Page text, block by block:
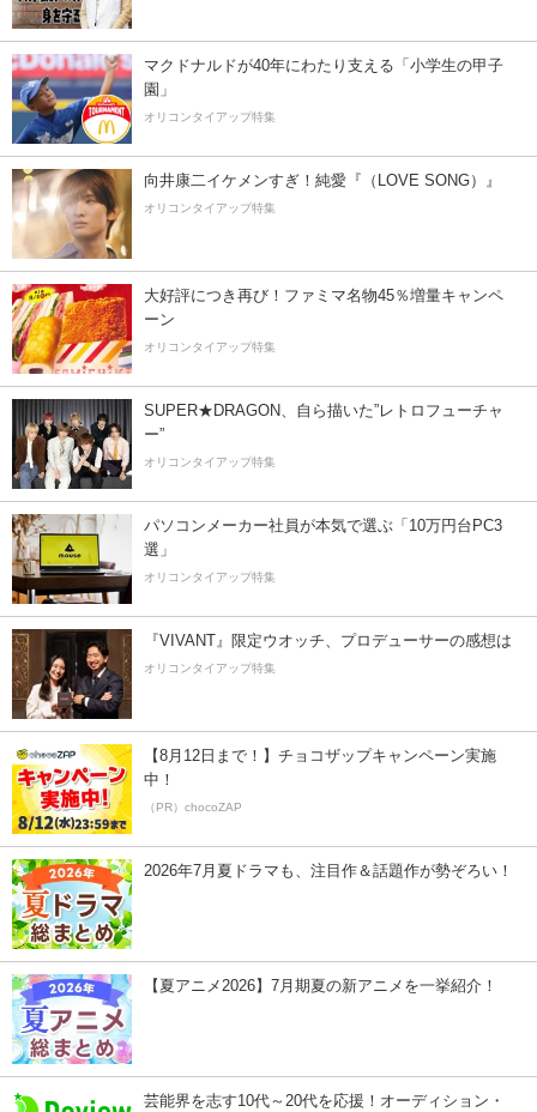
マクドナルドが40年にわたり支える「小学生の甲子
園」
オリコンタイアップ特集
向井康二イケメンすぎ！純愛『（LOVE SONG）』
オリコンタイアップ特集
大好評につき再び！ファミマ名物45％増量キャンペ
ーン
オリコンタイアップ特集
SUPER★DRAGON、自ら描いた”レトロフューチャ
ー”
オリコンタイアップ特集
パソコンメーカー社員が本気で選ぶ「10万円台PC3
選」
オリコンタイアップ特集
『VIVANT』限定ウオッチ、プロデューサーの感想は
オリコンタイアップ特集
【8月12日まで！】チョコザップキャンペーン実施
中！
（PR）chocoZAP
2026年7月夏ドラマも、注目作＆話題作が勢ぞろい！
【夏アニメ2026】7月期夏の新アニメを一挙紹介！
芸能界を志す10代～20代を応援！オーディション・